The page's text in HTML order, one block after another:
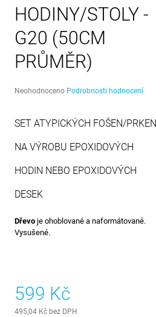
HODINY/STOLY -
G20 (50CM
PRŮMĚR)
Průměrné
je
z
hvězdiček.
Neohodnoceno Podrobnosti hodnocení
SET ATYPICKÝCH FOŠEN/PRKEN
NA VÝROBU EPOXIDOVÝCH
HODIN NEBO EPOXIDOVÝCH
DESEK
Dřevo je ohoblované a naformátované.
Vysušené.
599 Kč
495,04 Kč bez DPH
1 390 Kč